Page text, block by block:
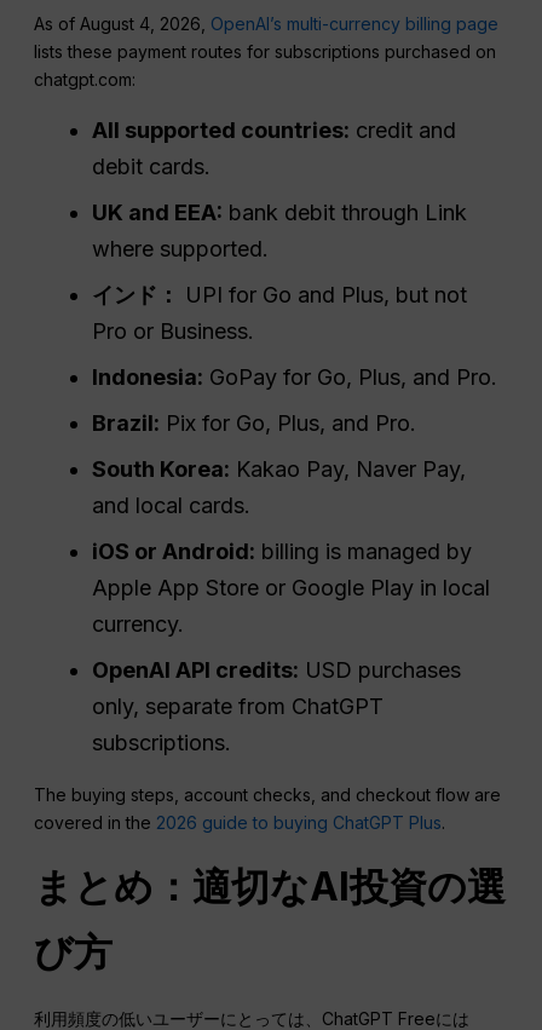
As of August 4, 2026, OpenAI’s multi-currency billing page
lists these payment routes for subscriptions purchased on
chatgpt.com:
All supported countries: credit and
debit cards.
UK and EEA: bank debit through Link
where supported.
インド：
UPI for Go and Plus, but not
Pro or Business.
Indonesia: GoPay for Go, Plus, and Pro.
Brazil: Pix for Go, Plus, and Pro.
South Korea: Kakao Pay, Naver Pay,
and local cards.
iOS or Android: billing is managed by
Apple App Store or Google Play in local
currency.
OpenAI API credits: USD purchases
only, separate from ChatGPT
subscriptions.
The buying steps, account checks, and checkout flow are
covered in the 2026 guide to buying ChatGPT Plus.
まとめ：適切なAI投資の選
び方
利用頻度の低いユーザーにとっては、ChatGPT Freeには